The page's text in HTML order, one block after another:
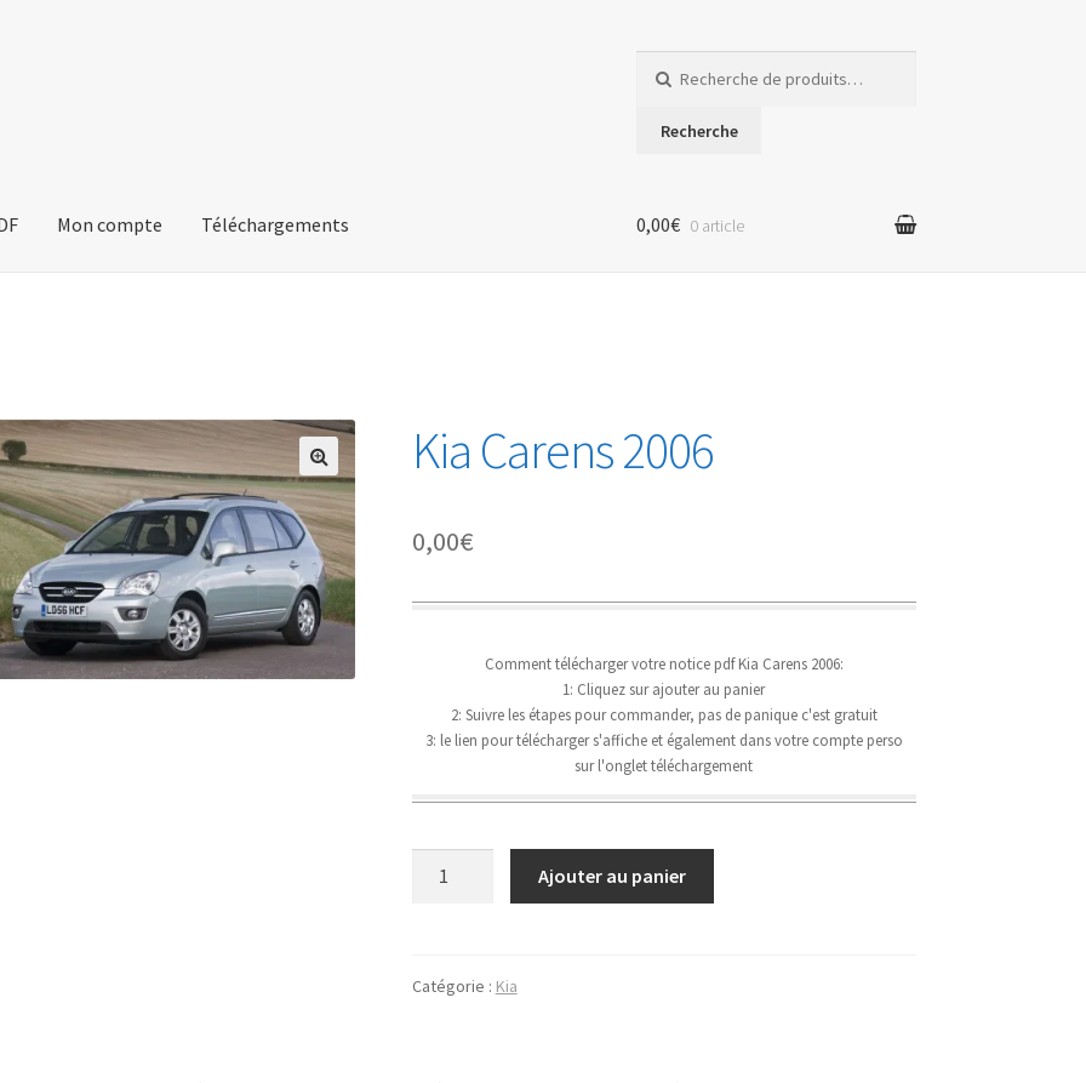
pour :
Recherche
Mon compte Téléchargements 0,00€ 0 article
🔍
Kia Carens 2006
0,00€
Comment télécharger votre notice pdf Kia Carens 2006:
1: Cliquez sur ajouter au panier
2: Suivre les étapes pour commander, pas de panique c'est gratuit
3: le lien pour télécharger s'affiche et également dans votre compte perso
sur l'onglet téléchargement
2006
Ajouter au panier
Catégorie : Kia